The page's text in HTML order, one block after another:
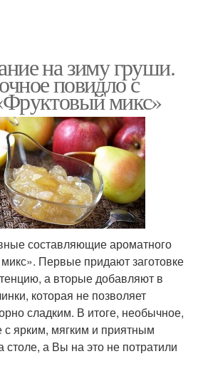
на зиму груши.
повидло с
микс»
составляющие ароматного
Первые придают заготовке
а вторые добавляют в
которая не позволяет
сладким. В итоге, необычное,
с ярким, мягким и приятным
столе, а Вы на это не потратили